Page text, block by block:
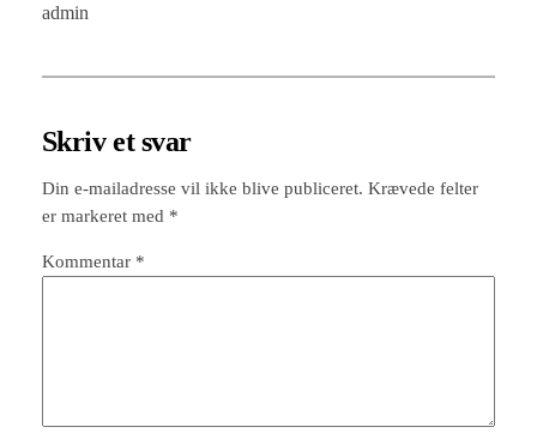
admin
Skriv et svar
Din e-mailadresse vil ikke blive publiceret. Krævede felter
er markeret med *
Kommentar *